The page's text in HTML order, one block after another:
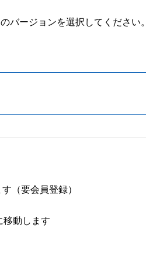
バージョンを選択してください。
す （要会員登録）
移動します